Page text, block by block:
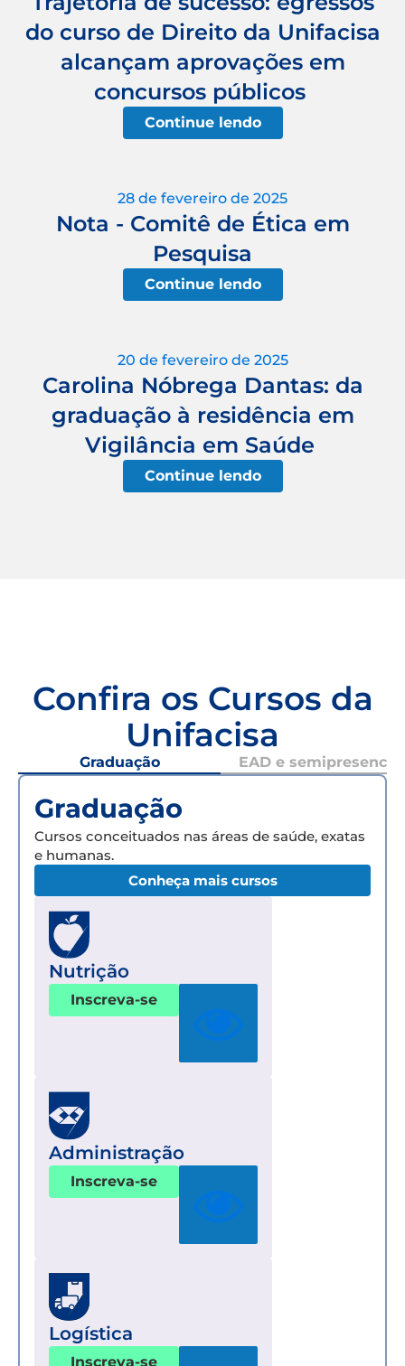
do curso de Direito da Unifacisa
alcançam aprovações em
concursos públicos
Continue lendo
28 de fevereiro de 2025
Nota - Comitê de Ética em
Pesquisa
Continue lendo
20 de fevereiro de 2025
Carolina Nóbrega Dantas: da
graduação à residência em
Vigilância em Saúde
Continue lendo
Confira os Cursos da
Unifacisa
Graduação EAD e semipresencial
Graduação
Cursos conceituados nas áreas de saúde, exatas
e humanas.
Conheça mais cursos
Nutrição
Inscreva-se
Administração
Inscreva-se
Logística
Inscreva-se